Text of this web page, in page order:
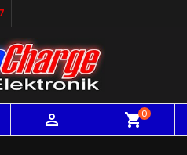
 shopping_cart0